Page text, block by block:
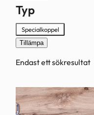
Typ
Typ
Specialkoppel
Tillämpa
Endast ett sökresultat